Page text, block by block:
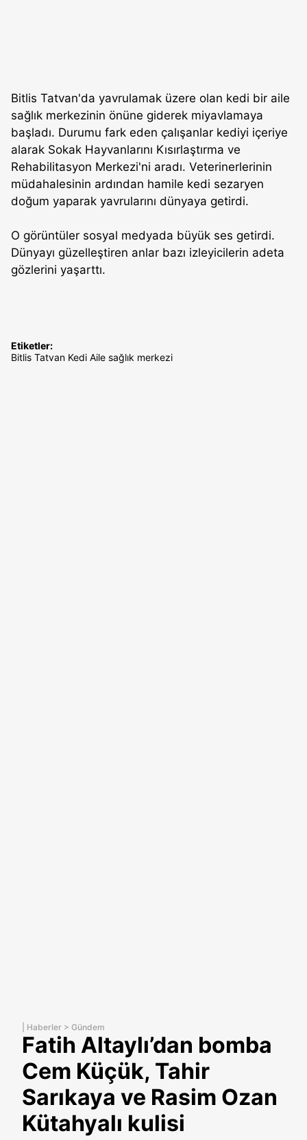
Bitlis Tatvan'da yavrulamak üzere olan kedi bir aile
sağlık merkezinin önüne giderek miyavlamaya
başladı. Durumu fark eden çalışanlar kediyi içeriye
alarak Sokak Hayvanlarını Kısırlaştırma ve
Rehabilitasyon Merkezi'ni aradı. Veterinerlerinin
müdahalesinin ardından hamile kedi sezaryen
doğum yaparak yavrularını dünyaya getirdi.
O görüntüler sosyal medyada büyük ses getirdi.
Dünyayı güzelleştiren anlar bazı izleyicilerin adeta
gözlerini yaşarttı.
Etiketler:
Bitlis Tatvan Kedi Aile sağlık merkezi
Haberler > Gündem
Fatih Altaylı’dan bomba
Cem Küçük, Tahir
Sarıkaya ve Rasim Ozan
Kütahyalı kulisi